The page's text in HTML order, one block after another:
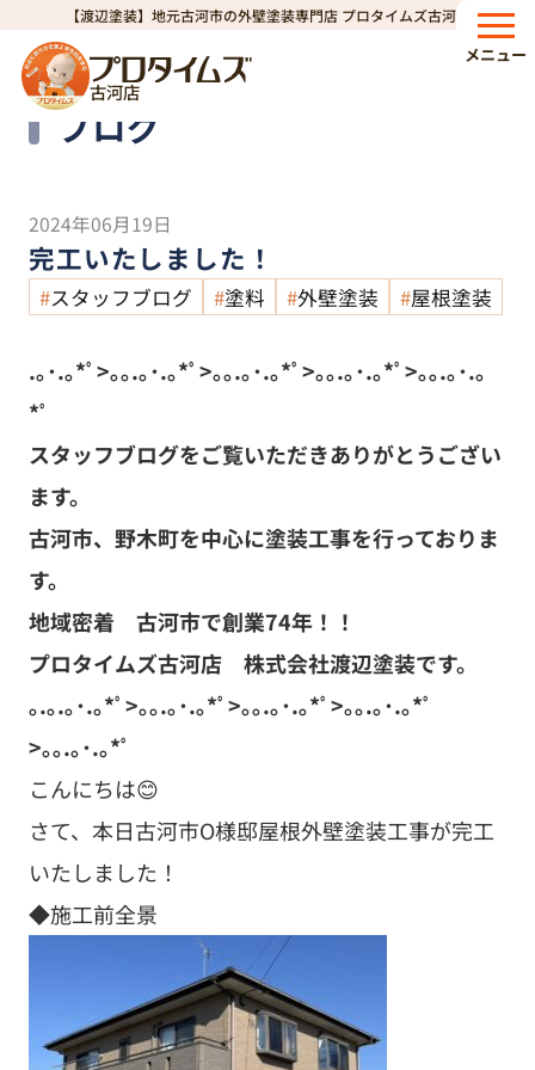
【渡辺塗装】地元古河市の外壁塗装専門店 プロタイムズ古河店
古河店
メニュー
HOME>ブログ>完工いたしました！
ブログ
Blog
2024年06月19日
完工いたしました！
スタッフブログ 塗料 外壁塗装 屋根塗装
.｡･.｡*ﾟ>｡｡.｡･.｡*ﾟ>｡｡.｡･.｡*ﾟ>｡｡.｡･.｡*ﾟ>｡｡.｡･.｡
*ﾟ
スタッフブログをご覧いただきありがとうござい
ます。
古河市、野木町を中心に塗装工事を行っておりま
す。
地域密着 古河市で創業74年！！
プロタイムズ古河店 株式会社渡辺塗装です。
｡.｡.｡･.｡*ﾟ>｡｡.｡･.｡*ﾟ>｡｡.｡･.｡*ﾟ>｡｡.｡･.｡*ﾟ
>｡｡.｡･.｡*ﾟ
こんにちは😊
さて、本日古河市O様邸屋根外壁塗装工事が完工
いたしました！
◆施工前全景